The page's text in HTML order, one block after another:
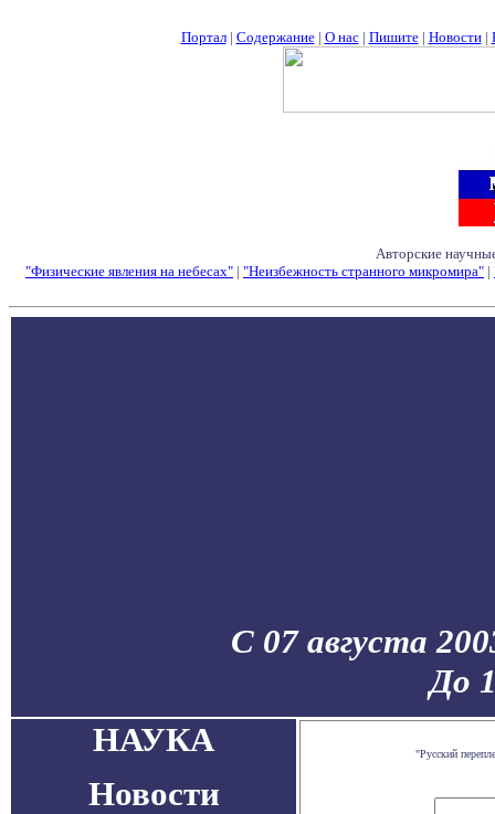
Портал| Содержание| О нас| Пишите| Новости|
Авторские
"Физические явления на небесах" | "Неизбежность странного микромира" |
С 07 августа
До
НАУКА
Новости
"Русский